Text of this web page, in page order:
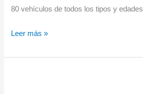
80 vehículos de todos los tipos y edades
Arquus
su
Leer más »